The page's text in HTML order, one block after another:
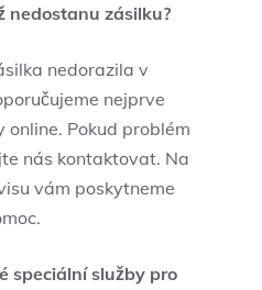
nedostanu zásilku?
nedorazila v
nejprve
Pokud problém
nás kontaktovat. Na
vám poskytneme
speciální služby pro